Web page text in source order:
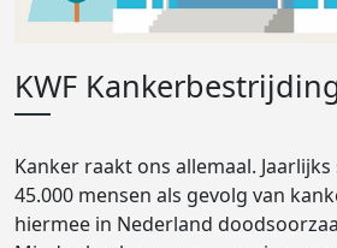
KWF
Kanker raakt ons allemaal.
45.000 mensen als gevolg van
hiermee in Nederland